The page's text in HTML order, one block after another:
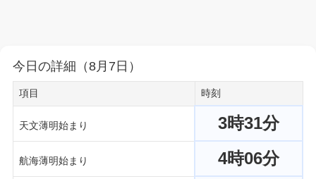
今日の詳細（8月7日）
項目 時刻
天文薄明始まり 3時31分
航海薄明始まり 4時06分